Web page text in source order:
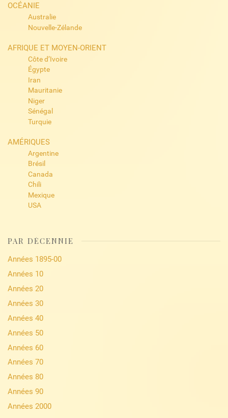
OCÉANIE
Australie
Nouvelle-Zélande
AFRIQUE ET MOYEN-ORIENT
Côte d’Ivoire
Égypte
Iran
Mauritanie
Niger
Sénégal
Turquie
AMÉRIQUES
Argentine
Brésil
Canada
Chili
Mexique
USA
PAR DÉCENNIE
Années 1895-00
Années 10
Années 20
Années 30
Années 40
Années 50
Années 60
Années 70
Années 80
Années 90
Années 2000